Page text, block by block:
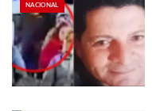
NACIONAL